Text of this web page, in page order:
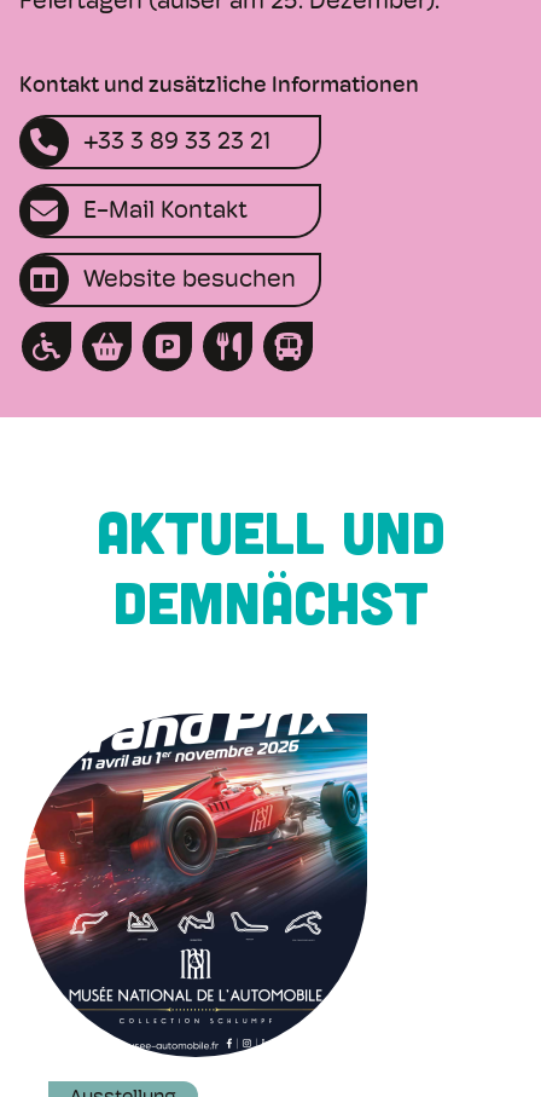
Kontakt und zusätzliche Informationen
+33 3 89 33 23 21
E-Mail Kontakt
Website besuchen
AKTUELL UND
DEMNÄCHST